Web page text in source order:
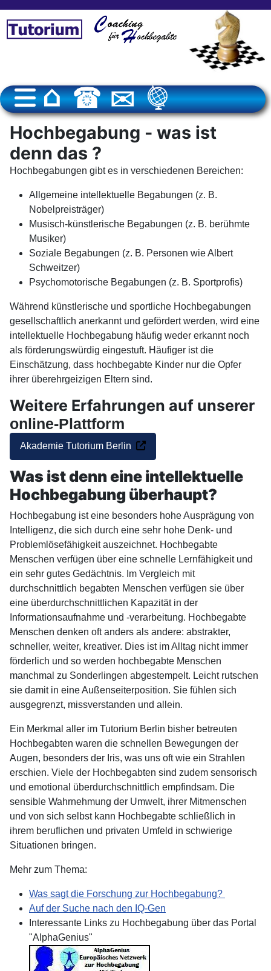
Hochbegabung - was ist
denn das ?
Hochbegabungen gibt es in verschiedenen Bereichen:
Allgemeine intellektuelle Begabungen (z. B.
Nobelpreisträger)
Musisch-künstlerische Begabungen (z. B. berühmte
Musiker)
Soziale Begabungen (z. B. Personen wie Albert
Schweitzer)
Psychomotorische Begabungen (z. B. Sportprofis)
Während künstlerische und sportliche Hochbegabungen
gesellschaftlich anerkannt und gefördert werden, wird eine
intellektuelle Hochbegabung häufig weder erkannt noch
als förderungswürdig eingestuft. Häufiger ist die
Einschätzung, dass hochbegabte Kinder nur die Opfer
ihrer überehrgeizigen Eltern sind.
Weitere Erfahrungen auf unserer
online-Plattform
Akademie Tutorium Berlin
Was ist denn eine intellektuelle
Hochbegabung überhaupt?
Hochbegabung ist eine besonders hohe Ausprägung von
Intelligenz, die sich durch eine sehr hohe Denk- und
Problemlösefähigkeit auszeichnet. Hochbegabte
Menschen verfügen über eine schnelle Lernfähigkeit und
ein sehr gutes Gedächtnis. Im Vergleich mit
durchschnittlich begabten Menschen verfügen sie über
eine überdurchschnittlichen Kapazität in der
Informationsaufnahme und -verarbeitung. Hochbegabte
Menschen denken oft anders als andere: abstrakter,
schneller, weiter, kreativer. Dies ist im Alltag nicht immer
förderlich und so werden hochbegabte Menschen
manchmal zu Sonderlingen abgestempelt. Leicht rutschen
sie damit in eine Außenseiterposition. Sie fühlen sich
ausgegrenzt, missverstanden und allein.
Ein Merkmal aller im Tutorium Berlin bisher betreuten
Hochbegabten waren die schnellen Bewegungen der
Augen, besonders der Iris, was uns oft wie ein Strahlen
erschien. Viele der Hochbegabten sind zudem sensorisch
und emotional überdurchschnittlich empfindsam. Die
sensible Wahrnehmung der Umwelt, ihrer Mitmenschen
und von sich selbst kann Hochbegabte schließlich in
ihrem beruflichen und privaten Umfeld in schwierige
Situationen bringen.
Mehr zum Thema:
Was sagt die Forschung zur Hochbegabung?
Auf der Suche nach den IQ-Gen
Interessante Links zu Hochbegabung über das Portal
"AlphaGenius"